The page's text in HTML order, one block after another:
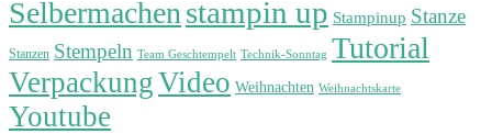
Selbermachen stampin up Stampinup Stanze
Stanzen Stempeln Team Geschtempelt Technik-Sonntag Tutorial
VerpackungVideo Weihnachten Weihnachtskarte
Youtube